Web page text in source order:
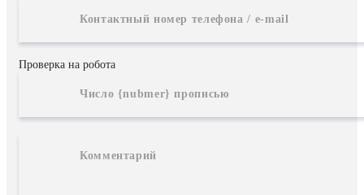
Проверка на робота